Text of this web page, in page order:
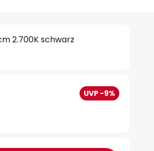
2.700K schwarz
UVP -9%